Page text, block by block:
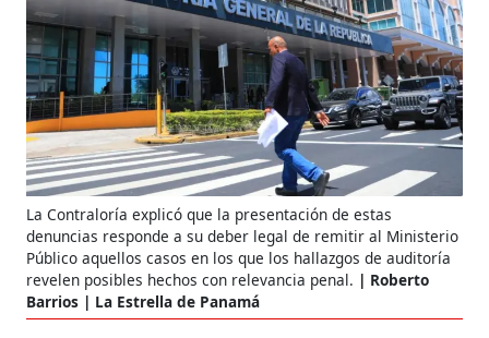
La Contraloría explicó que la presentación de estas
denuncias responde a su deber legal de remitir al Ministerio
Público aquellos casos en los que los hallazgos de auditoría
revelen posibles hechos con relevancia penal.
Roberto
Barrios | La Estrella de Panamá